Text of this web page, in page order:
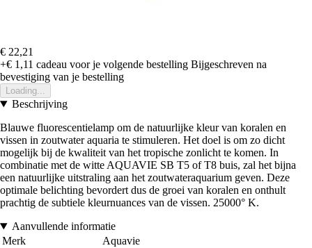
€ 22,21
+€ 1,11 cadeau voor je volgende bestelling Bijgeschreven na
bevestiging van je bestelling
Loading...
Beschrijving
Blauwe fluorescentielamp om de natuurlijke kleur van koralen en
vissen in zoutwater aquaria te stimuleren. Het doel is om zo dicht
mogelijk bij de kwaliteit van het tropische zonlicht te komen. In
combinatie met de witte AQUAVIE SB T5 of T8 buis, zal het bijna
een natuurlijke uitstraling aan het zoutwateraquarium geven. Deze
optimale belichting bevordert dus de groei van koralen en onthult
prachtig de subtiele kleurnuances van de vissen. 25000° K.
Aanvullende informatie
Merk
Aquavie